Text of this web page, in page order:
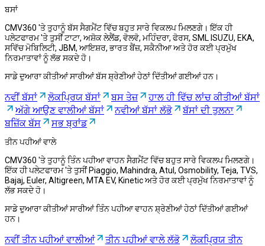
ਬਸਾਂ
CMV360 'ਤੇ ਤੁਹਾਨੂੰ ਬੱਸ ਸੈਗਮੈਂਟ ਵਿੱਚ ਬਹੁਤ ਸਾਰੇ ਵਿਕਲਪ ਮਿਲਣਗੇ। ਇੱਕ ਹੀ
ਪਲੇਟਫਾਰਮ 'ਤੇ ਤੁਸੀਂ ਟਾਟਾ, ਅਸ਼ੋਕ ਲੇਲੈਂਡ, ਵੋਲਵੋ, ਮਹਿੰਦਰਾ, ਫੋਰਸ, SML ISUZU, EKA,
ਸਵਿੱਚ ਮੋਬਿਲਿਟੀ, JBM, ਆਇਸ਼ਰ, ਭਾਰਤ ਬੈਂਜ਼, ਸਕੈਨੀਆ ਅਤੇ ਹੋਰ ਕਈ ਪ੍ਰਮੁੱਖ
ਨਿਰਮਾਤਾਵਾਂ ਨੂੰ ਲੱਭ ਸਕਦੇ ਹੋ।
ਸਾਡੇ ਦੁਆਰਾ ਕੀਤੀਆਂ ਸਾਰੀਆਂ ਬੱਸ ਸ਼੍ਰੇਣੀਆਂ ਹੇਠਾਂ ਦਿੱਤੀਆਂ ਗਈਆਂ ਹਨ।
ਨਵੀਂ ਬੱਸਾਂ ਲੋਕਪ੍ਰਿਯ ਬੱਸਾਂ ਬਸ ਤੇਜ਼
ਹਾਲ ਹੀ ਵਿੱਚ ਲਾਂਚ ਕੀਤੀਆਂ ਬੱਸਾਂ
ਅੱਗੇ ਆਉਣ ਵਾਲੀਆਂ ਬੱਸਾਂ
ਨਵੀਆਂ ਬੱਸਾਂ ਲੱਭੋ
ਬੱਸਾਂ ਦੀ ਤੁਲਨਾ
ਬਜ਼ਿੱਕ ਬੱਸ
ਸਭ ਬ੍ਰਾਂਡ
ਤੀਨ ਪਹੀਆਂ ਵਾਲੇ
CMV360 'ਤੇ ਤੁਹਾਨੂੰ ਤਿੰਨ ਪਹੀਆ ਵਾਹਨ ਸੈਗਮੈਂਟ ਵਿੱਚ ਬਹੁਤ ਸਾਰੇ ਵਿਕਲਪ ਮਿਲਣਗੇ।
ਇੱਕ ਹੀ ਪਲੇਟਫਾਰਮ 'ਤੇ ਤੁਸੀਂ Piaggio, Mahindra, Atul, Osmobility, Teja, TVS,
Bajaj, Euler, Altigreen, MTA EV, Kinetic ਅਤੇ ਹੋਰ ਕਈ ਪ੍ਰਮੁੱਖ ਨਿਰਮਾਤਾਵਾਂ ਨੂੰ
ਲੱਭ ਸਕਦੇ ਹੋ।
ਸਾਡੇ ਦੁਆਰਾ ਕੀਤੀਆਂ ਸਾਰੀਆਂ ਤਿੰਨ ਪਹੀਆ ਵਾਹਨ ਸ਼੍ਰੇਣੀਆਂ ਹੇਠਾਂ ਦਿੱਤੀਆਂ ਗਈਆਂ
ਹਨ।
ਨਵੀਂ ਤੀਨ ਪਹੀਆਂ ਵਾਲੀਆਂ ਤੀਨ ਪਹੀਆਂ ਵਾਲੇ ਲੱਭੋ
ਲੋਕਪ੍ਰਿਯ ਤੀਨ